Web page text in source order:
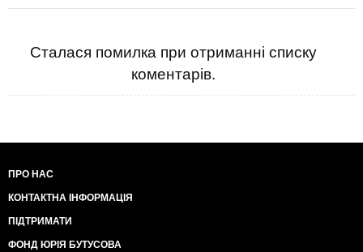
одберуть (або, як хтось гарно написав у
соцмережах, "ми вас охрестили - ми вас і
Сталася помилка при отриманні списку
коментарів.
ПРО НАС
КОНТАКТНА ІНФОРМАЦІЯ
ПІДТРИМАТИ
ФОНД ЮРІЯ БУТУСОВА